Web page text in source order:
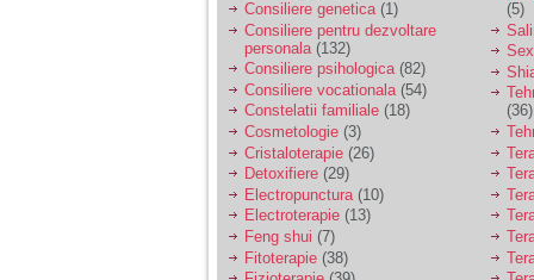
cauza ei nu pot
controla nervii si
cateodata are copilul
de suferit.
Am o bariera peste
care nu pot trece:
prietena mea a ramas
insarcinata cu o fata.
Am fost de comun
acord sa facem un
copil, cu gandul ca e
baiat.
Consiliere genetica(1)
Consiliere pentru dezvoltare
personala (132)
Consiliere psihologica(82)
Consiliere vocationala (54)
Constelatii familiale (18)
Cosmetologie (3)
Cristaloterapie (26)
Detoxifiere (29)
Electropunctura (10)
Electroterapie (13)
Feng shui (7)
Fitoterapie (38)
(5)
(36)